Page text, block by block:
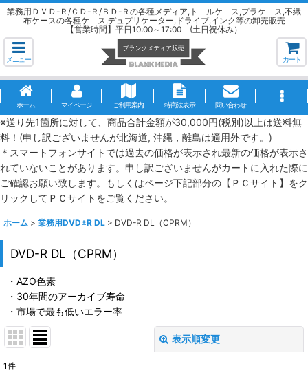
業務用ＤＶＤ-Ｒ/ＣＤ-Ｒ/ＢＤ-Ｒの各種メディア,ト－ルケ－ス,プラケ－ス,不織
布ケースの各種ケ－ス,デュプリケーター,ドライブ,インク等の卸売販売
【営業時間】平日10:00～17:00 (土日祝休み）
メニュー カート
ホーム マイページ ご利用案内 特商法表示 問い合わせ
※送り先1箇所に対して、商品合計金額が30,000円(税別)以上は送料無
料！(申し訳ございませんが北海道, 沖縄，離島は適用外です。)
＊スマートフォンサイトでは過去の価格が表示され最新の価格が表示さ
れていないことがあります。申し訳ございませんがカートに入れた際に
ご確認お願い致します。もしくはページ下記部分の【ＰＣサイト】をク
リックしてＰＣサイトをご覧ください。
ホーム > 業務用DVD±R DL > DVD-R DL（CPRM）
DVD-R DL（CPRM）
・AZO色素
・30年間のアーカイブ寿命
・市場で最も低いエラー率
表示順変更
1件